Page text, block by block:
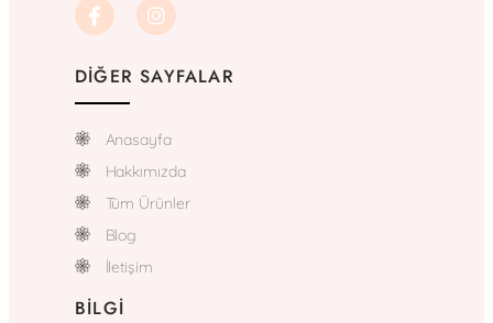
DIĞER SAYFALAR
Anasayfa
Hakkımızda
Tüm Ürünler
Blog
İletişim
BILGI